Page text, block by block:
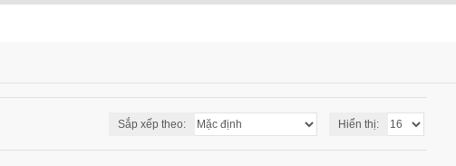
Sắp xếp theo: Hiển thị: